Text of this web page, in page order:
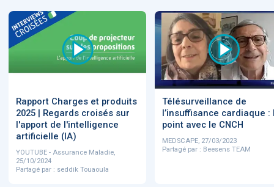
Rapport Charges et produits
2025 | Regards croisés sur
l'apport de l'intelligence
artificielle (IA)
YOUTUBE - Assurance Maladie,
25/10/2024
Partagé par : seddik Touaoula
Télésurveillance de
l’insuffisance cardiaque :
point avec le CNCH
MEDSCAPE, 27/03/2023
Partagé par : Beesens TEAM